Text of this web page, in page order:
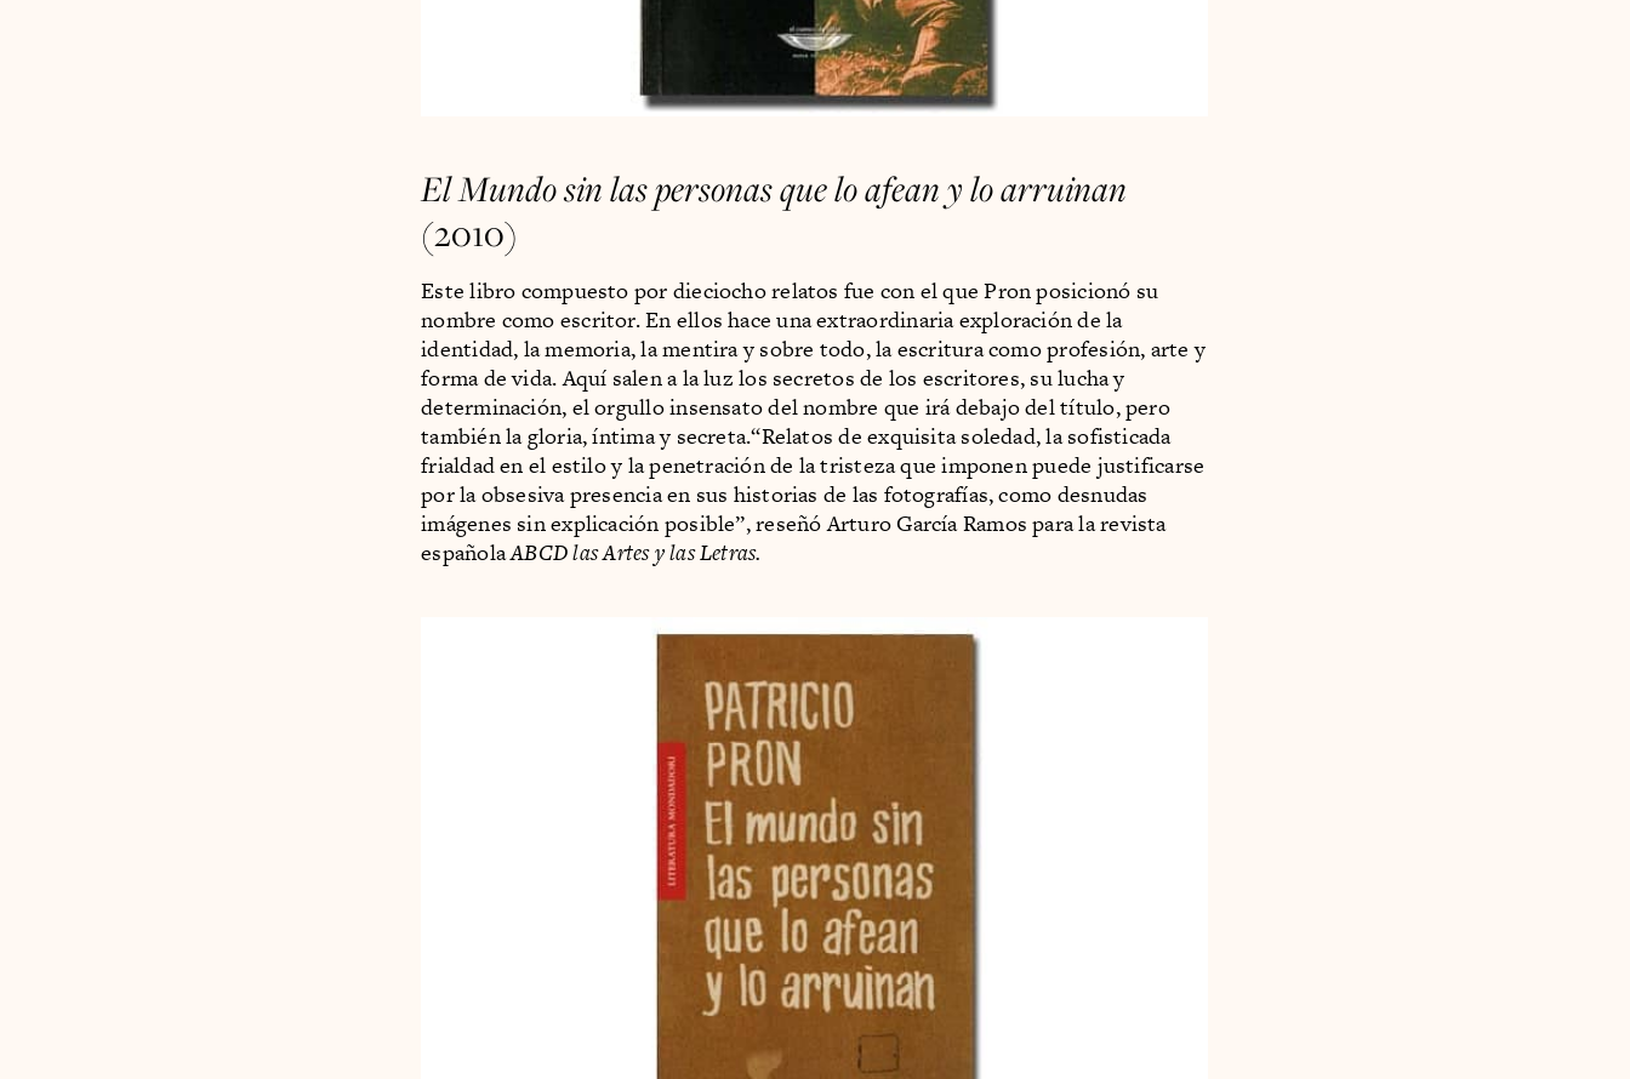
El Mundo sin las personas que lo afean y lo arruinan
(2010)
Este libro compuesto por dieciocho relatos fue con el que Pron posicionó su
nombre como escritor. En ellos hace una extraordinaria exploración de la
identidad, la memoria, la mentira y sobre todo, la escritura como profesión, arte y
forma de vida. Aquí salen a la luz los secretos de los escritores, su lucha y
determinación, el orgullo insensato del nombre que irá debajo del título, pero
también la gloria, íntima y secreta.“Relatos de exquisita soledad, la sofisticada
frialdad en el estilo y la penetración de la tristeza que imponen puede justificarse
por la obsesiva presencia en sus historias de las fotografías, como desnudas
imágenes sin explicación posible”, reseñó Arturo García Ramos para la revista
españolaABCD las Artes y las Letras.